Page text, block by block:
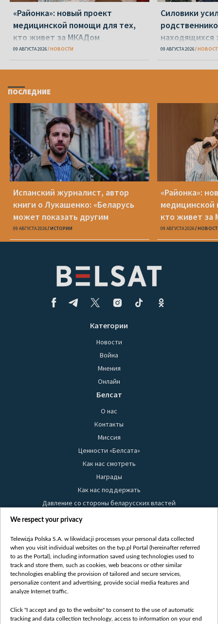
«Районка»: новый проект
медицинской помощи для тех,
кто живет за МКАДом
09 АВГУСТА 2026 НОВОСТИ
Силовики
находящихся
09 АВГУСТА 2026
ПОСЛЕДНИЕ
Испанский журналист, автор
книги о Лукашенко: «Беларусь
может показать другим
странам, что может случиться с
демократией»
09 АВГУСТА 2026 ИСТОРИИ
«Районка»:
медицинской
кто живет за
09 АВГУСТА 2026
Категории
Новости
Война
Мнения
Онлайн
Белсат
О нас
Контакты
Миссия
Ценности «Белсата»
Как нас смотреть
Награды
Как нас поддержать
Давление со стороны беларусских властей
Правила использования материалов
Безопасность
Youtube
Белсат news
Белсат Life
Belsat English
We respect your privacy
Telewizja Polska S.A. w likwidacji processes your personal data collected
when you visit individual websites on the tvp.pl Portal (hereinafter referred
to as the Portal), including information saved using technologies used to
track and store them, such as cookies, web beacons or other similar
technologies enabling the provision of tailored and secure services,
personalize content and advertising, provide social media features and
analyze Internet traffic.
Click "I accept and go to the website" to consent to the use of automatic
tracking and data collection technology, access to information on your end